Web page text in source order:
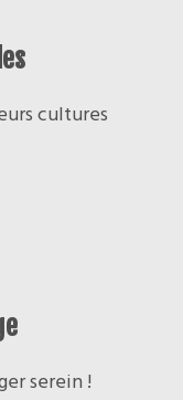
cultures
serein !